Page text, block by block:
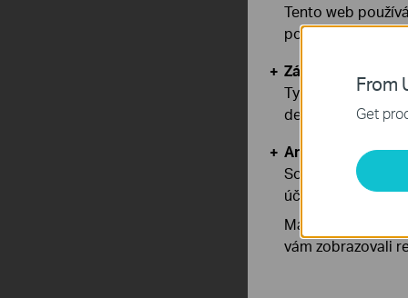
From
Get
Tento web
používáním
Základní cookies
Tyto cookies jsou
deaktivovat.
Analytické a
Soubory cookie
účelem zlepšení
Marketingové
vám zobrazovali